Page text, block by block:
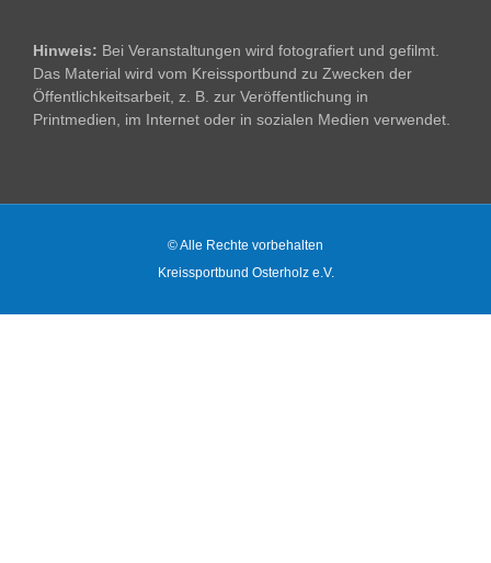
Hinweis: Bei Veranstaltungen wird fotografiert und gefilmt.
Das Material wird vom Kreissportbund zu Zwecken der
Öffentlichkeitsarbeit, z. B. zur Veröffentlichung in
Printmedien, im Internet oder in sozialen Medien verwendet.
© Alle Rechte vorbehalten
Kreissportbund Osterholz e.V.